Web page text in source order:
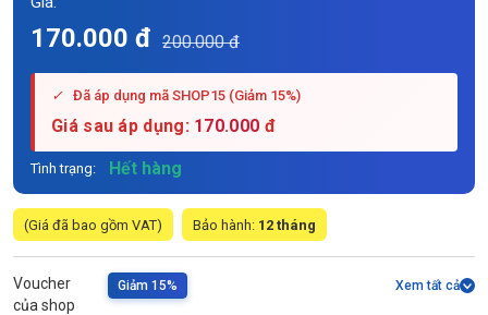
170.000 đ 200.000 đ
✓ Đã áp dụng mã SHOP15 (Giảm 15%)
Giá sau áp dụng: 170.000 đ
Tình trạng: Hết hàng
(Giá đã bao gồm VAT) Bảo hành: 12 tháng
Voucher
của shop
Giảm 15% Xem tất cả